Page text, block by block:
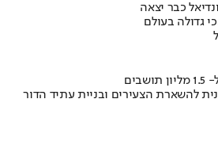
כבר יצאה
גדולה בעולם
להשארת הצעירים ובניית עתיד הדור